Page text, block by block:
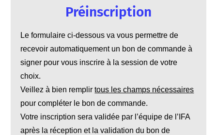
Préinscription​
Le formulaire ci-dessous va vous permettre de
recevoir automatiquement un bon de commande à
signer pour vous inscrire à la session de votre
choix.
Veillez à bien remplirtous les champs nécessaires
pour compléter le bon de commande.
Votre inscription sera validée par l’équipe de l’IFA
après la réception et la validation du bon de